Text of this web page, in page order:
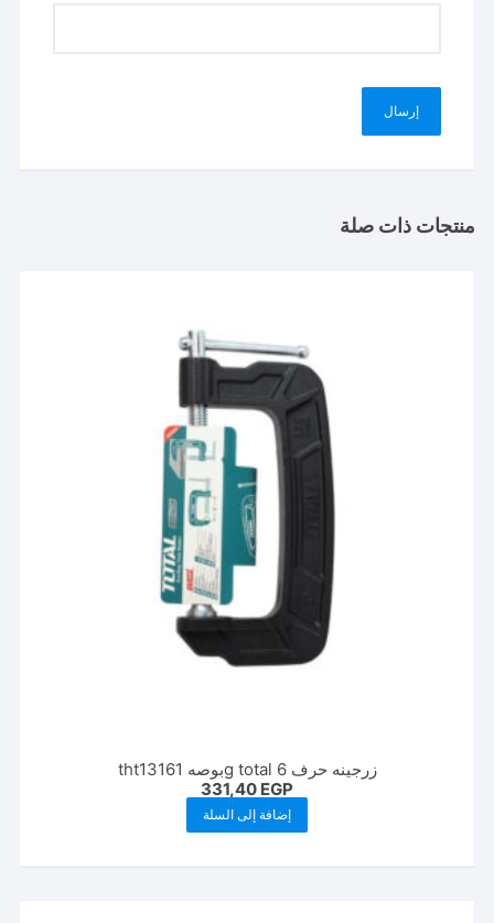
منتجات ذات صلة
زرجينه حرف g total 6بوصه tht13161
331,40 EGP
إضافة إلى السلة